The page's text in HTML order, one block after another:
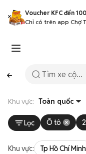
Voucher KFC đến
Chỉ có trên app Chợ
Khu vực: Toàn quốc
Lọc Ô tô
Khu vực: Tp Hồ Chí Minh